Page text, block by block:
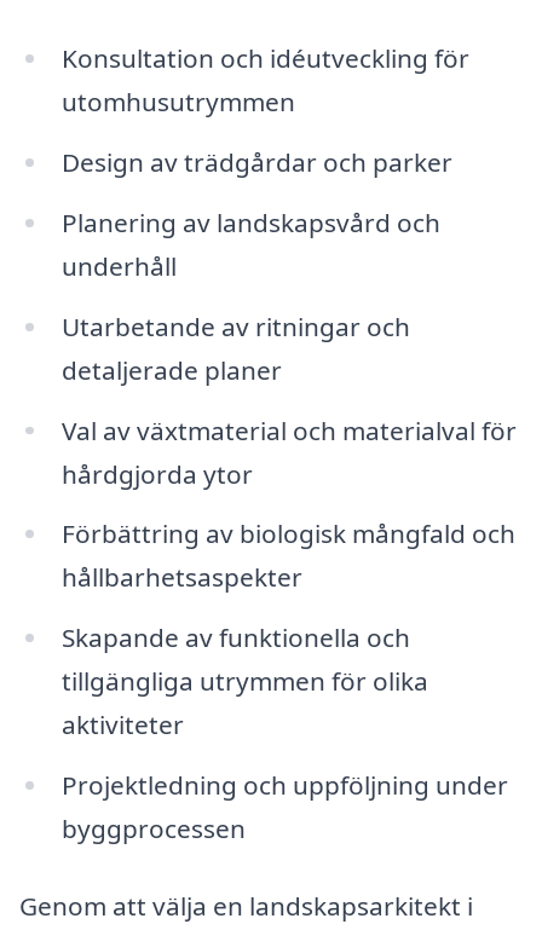
Konsultation och idéutveckling för
utomhusutrymmen
Design av trädgårdar och parker
Planering av landskapsvård och
underhåll
Utarbetande av ritningar och
detaljerade planer
Val av växtmaterial och materialval för
hårdgjorda ytor
Förbättring av biologisk mångfald och
hållbarhetsaspekter
Skapande av funktionella och
tillgängliga utrymmen för olika
aktiviteter
Projektledning och uppföljning under
byggprocessen
Genom att välja en landskapsarkitekt i